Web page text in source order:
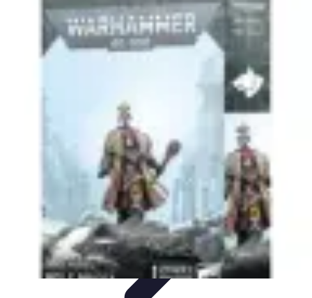
Astuces Jeux Société
Astuces et Stratégies tutoriels Stratégies de Jeu ComparatifsJeux en